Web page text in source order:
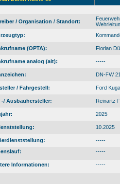
/ Organisation / Standort:
(OPTA): Florian
analog (alt): -----
DN-FW
/ Fahrgestell: Ford
-/ Ausbauhersteller: Reinartz
2025
10.2025
-----
-----
Informationen: -----